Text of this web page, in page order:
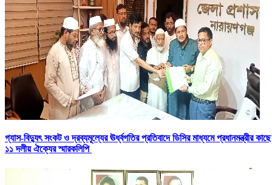
গ্যাস-বিদ্যুৎ সংকট ও দ্রব্যমূল্যের ঊর্ধ্বগতির প্রতিবাদে ডিসির মাধ্যমে প্রধানমন্ত্রীর কাছে
১১ দলীয় ঐক্যের স্মারকলিপি